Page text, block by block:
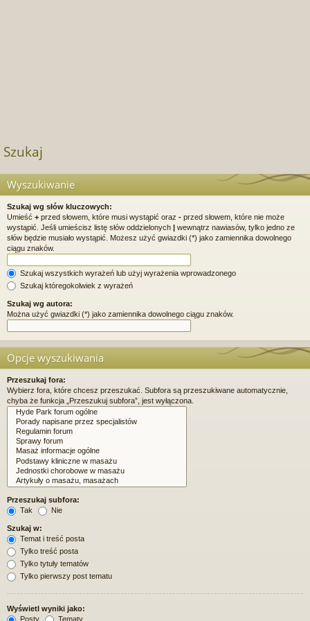
Szukaj
Wyszukiwanie
Szukaj wg słów kluczowych:
Umieść + przed słowem, które musi wystąpić oraz - przed słowem, które nie może
wystąpić. Jeśli umieścisz listę słów oddzielonych | wewnątrz nawiasów, tylko jedno ze
słów będzie musiało wystąpić. Możesz użyć gwiazdki (*) jako zamiennika dowolnego
ciągu znaków.
Szukaj wszystkich wyrażeń lub użyj wyrażenia wprowadzonego
Szukaj któregokolwiek z wyrażeń
Szukaj wg autora:
Można użyć gwiazdki (*) jako zamiennika dowolnego ciągu znaków.
Opcje wyszukiwania
Przeszukaj fora:
Wybierz fora, które chcesz przeszukać. Subfora są przeszukiwane automatycznie,
chyba że funkcja „Przeszukuj subfora”, jest wyłączona.
Przeszukaj subfora:
Tak
Nie
Szukaj w:
Temat i treść posta
Tylko treść posta
Tylko tytuły tematów
Tylko pierwszy post tematu
Wyświetl wyniki jako:
Posty
Tematy